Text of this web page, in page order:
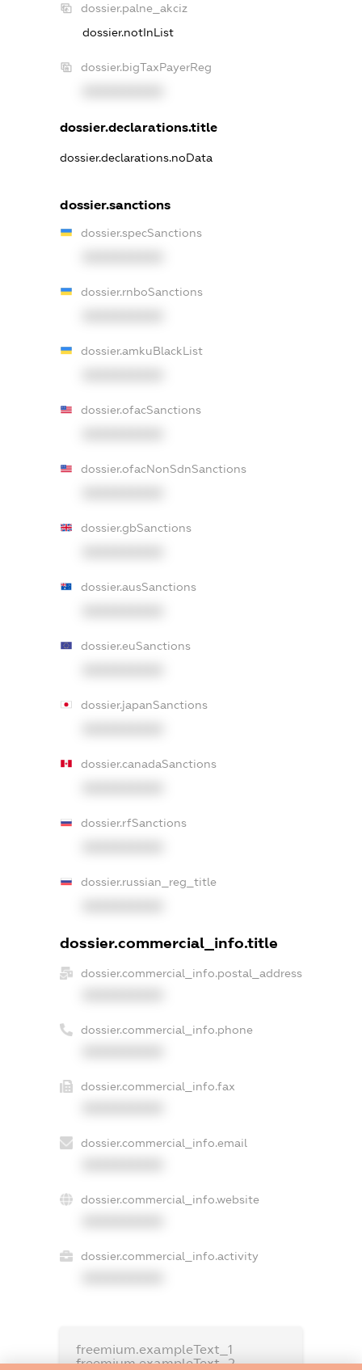
dossier.palne_akciz
dossier.notInList
dossier.bigTaxPayerReg
dossier.declarations.title
dossier.declarations.noData
dossier.sanctions
dossier.specSanctions
dossier.rnboSanctions
dossier.amkuBlackList
dossier.ofacSanctions
dossier.ofacNonSdnSanctions
dossier.gbSanctions
dossier.ausSanctions
dossier.euSanctions
dossier.japanSanctions
dossier.canadaSanctions
dossier.rfSanctions
dossier.russian_reg_title
dossier.commercial_info.title
dossier.commercial_info.postal_address
dossier.commercial_info.phone
dossier.commercial_info.fax
dossier.commercial_info.email
dossier.commercial_info.website
dossier.commercial_info.activity
freemium.exampleText_1
freemium.exampleText_2